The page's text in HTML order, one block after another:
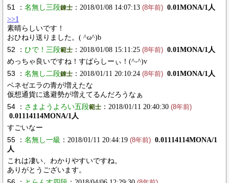
51 ： 名無し三段錬士 ：2018/01/08 14:07:13 (8年前) 0.01MONA/1人
>>1
素晴らしいです！
おひねり送りました。( ^ω^)b
52 ： ひで！三段範士 ：2018/01/08 15:11:25 (8年前) 0.01MONA/1人
めっちゃ良いですね！すばらしーぃ！(^-^)v
53 ： 名無し二段錬士 ：2018/01/11 20:10:24 (8年前) 0.01MONA/1人
ベネゼエラの青が増えたな
仮想通貨に逃避勢が増えてるんだろうなぁ
54 ： さまようよろい五段範士 ：2018/01/11 20:40:30 (8年前)
0.01114114MONA/1人
すごいなー
55 ： 名無し一級 ：2018/01/11 20:44:19 (8年前) 0.01114114MONA/1
人
これは凄い、わかりやすいですね。
ありがとうございます。